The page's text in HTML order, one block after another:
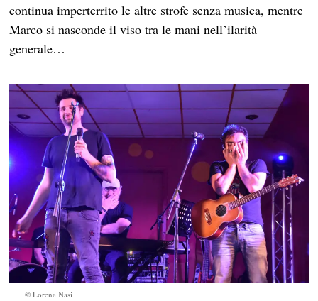
continua imperterrito le altre strofe senza musica, mentre
Marco si nasconde il viso tra le mani nell’ilarità
generale…
© Lorena Nasi